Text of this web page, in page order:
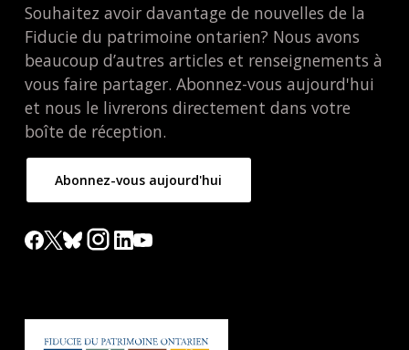
Souhaitez avoir davantage de nouvelles de la
Fiducie du patrimoine ontarien? Nous avons
beaucoup d’autres articles et renseignements à
vous faire partager. Abonnez-vous aujourd'hui
et nous le livrerons directement dans votre
boîte de réception.
Abonnez-vous aujourd'hui